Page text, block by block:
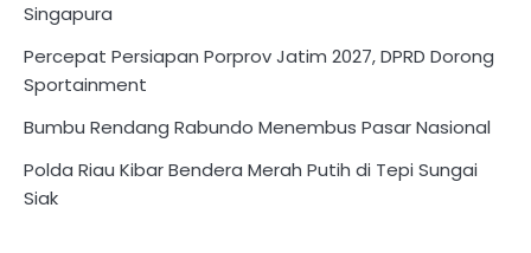
Singapura
Percepat Persiapan Porprov Jatim 2027, DPRD Dorong
Sportainment
Bumbu Rendang Rabundo Menembus Pasar Nasional
Polda Riau Kibar Bendera Merah Putih di Tepi Sungai
Siak